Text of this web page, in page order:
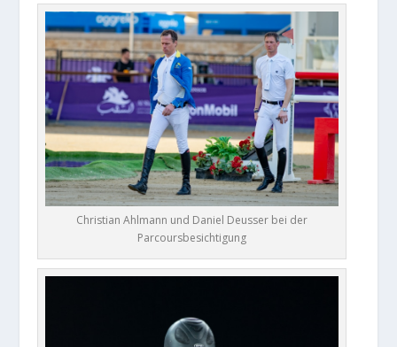
Christian Ahlmann und Daniel Deusser bei der
Parcoursbesichtigung